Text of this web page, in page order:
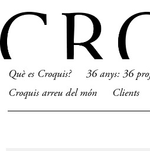
Què es Croquis? 36 anys: 36
Croquis arreu del món
Clients